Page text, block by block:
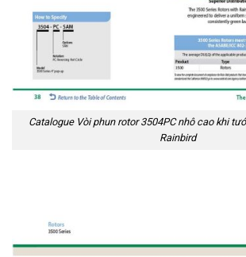
Catalogue Vòi phun rotor 3504PC nhô cao khi
Rainbird